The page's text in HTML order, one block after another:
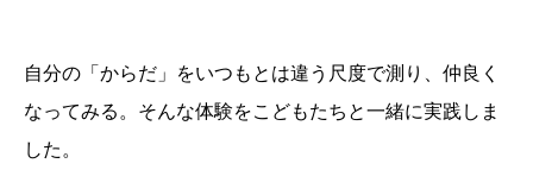
自分の「からだ」をいつもとは違う尺度で測り、仲良く
なってみる。そんな体験をこどもたちと一緒に実践しま
した。